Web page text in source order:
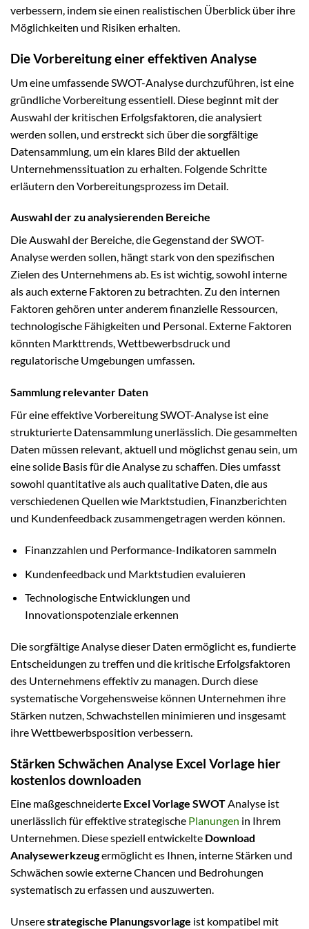
verbessern, indem sie einen realistischen Überblick über ihre
Möglichkeiten und Risiken erhalten.
Die Vorbereitung einer effektiven Analyse
Um eine umfassende SWOT-Analyse durchzuführen, ist eine
gründliche Vorbereitung essentiell. Diese beginnt mit der
Auswahl der kritischen Erfolgsfaktoren, die analysiert
werden sollen, und erstreckt sich über die sorgfältige
Datensammlung, um ein klares Bild der aktuellen
Unternehmenssituation zu erhalten. Folgende Schritte
erläutern den Vorbereitungsprozess im Detail.
Auswahl der zu analysierenden Bereiche
Die Auswahl der Bereiche, die Gegenstand der SWOT-
Analyse werden sollen, hängt stark von den spezifischen
Zielen des Unternehmens ab. Es ist wichtig, sowohl interne
als auch externe Faktoren zu betrachten. Zu den internen
Faktoren gehören unter anderem finanzielle Ressourcen,
technologische Fähigkeiten und Personal. Externe Faktoren
könnten Markttrends, Wettbewerbsdruck und
regulatorische Umgebungen umfassen.
Sammlung relevanter Daten
Für eine effektive Vorbereitung SWOT-Analyse ist eine
strukturierte Datensammlung unerlässlich. Die gesammelten
Daten müssen relevant, aktuell und möglichst genau sein, um
eine solide Basis für die Analyse zu schaffen. Dies umfasst
sowohl quantitative als auch qualitative Daten, die aus
verschiedenen Quellen wie Marktstudien, Finanzberichten
und Kundenfeedback zusammengetragen werden können.
Finanzzahlen und Performance-Indikatoren sammeln
Kundenfeedback und Marktstudien evaluieren
Technologische Entwicklungen und
Innovationspotenziale erkennen
Die sorgfältige Analyse dieser Daten ermöglicht es, fundierte
Entscheidungen zu treffen und die kritische Erfolgsfaktoren
des Unternehmens effektiv zu managen. Durch diese
systematische Vorgehensweise können Unternehmen ihre
Stärken nutzen, Schwachstellen minimieren und insgesamt
ihre Wettbewerbsposition verbessern.
Stärken Schwächen Analyse Excel Vorlage hier
kostenlos downloaden
Eine maßgeschneiderte Excel Vorlage SWOTAnalyse ist
unerlässlich für effektive strategische Planungen in Ihrem
Unternehmen. Diese speziell entwickelte Download
Analysewerkzeugermöglicht es Ihnen, interne Stärken und
Schwächen sowie externe Chancen und Bedrohungen
systematisch zu erfassen und auszuwerten.
Unserestrategische Planungsvorlage ist kompatibel mit